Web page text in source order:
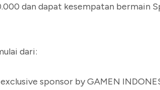
dan dapat kesempatan bermain
dari:
sponsor by GAMEN